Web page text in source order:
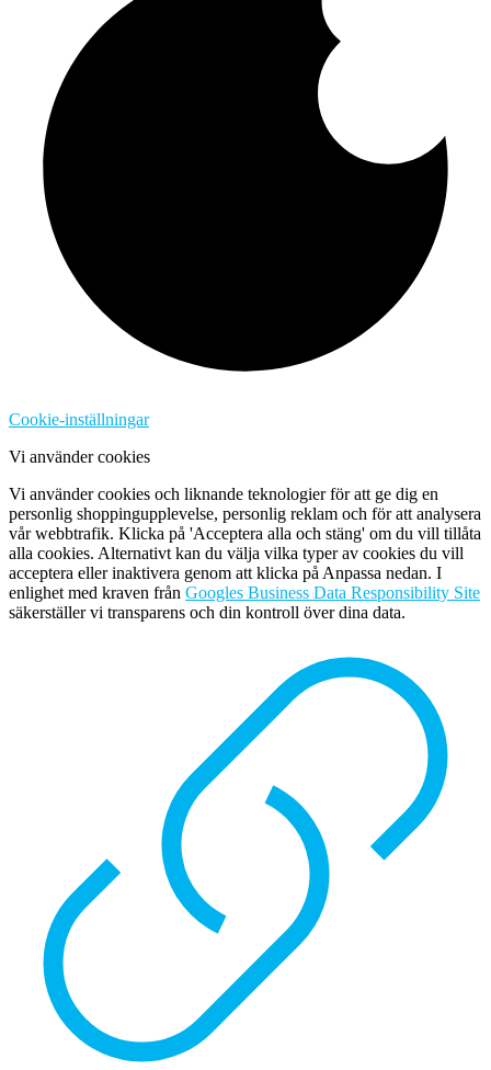
Cookie-inställningar
Vi använder cookies
Vi använder cookies och liknande teknologier för att ge dig en
personlig shoppingupplevelse, personlig reklam och för att analysera
vår webbtrafik. Klicka på 'Acceptera alla och stäng' om du vill tillåta
alla cookies. Alternativt kan du välja vilka typer av cookies du vill
acceptera eller inaktivera genom att klicka på Anpassa nedan. I
enlighet med kraven från Googles Business Data Responsibility Site
säkerställer vi transparens och din kontroll över dina data.